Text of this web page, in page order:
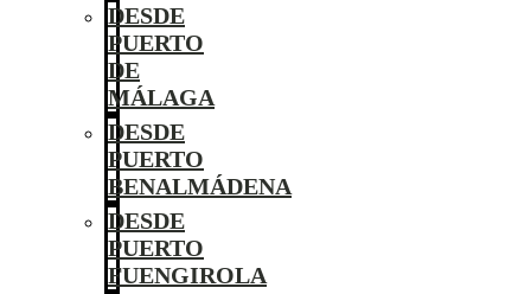
DESDE
PUERTO
DE
MÁLAGA
DESDE
PUERTO
BENALMÁDENA
DESDE
PUERTO
FUENGIROLA